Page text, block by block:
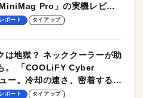
Pro」の実機レビュ
レポート タイアップ
は地獄？ ネッククーラーが助
。 「COOLiFY Cyber
ー。冷却の速さ、密着する冷
シンプルな操作性がグッド！
レポート タイアップ